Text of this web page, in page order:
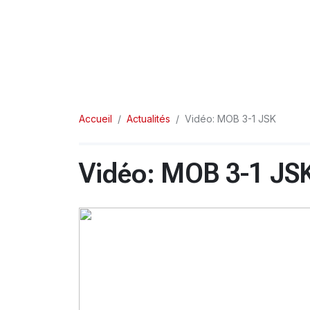
Accueil Actualités Vidéo: MOB 3-1 JSK
Vidéo: MOB 3-1